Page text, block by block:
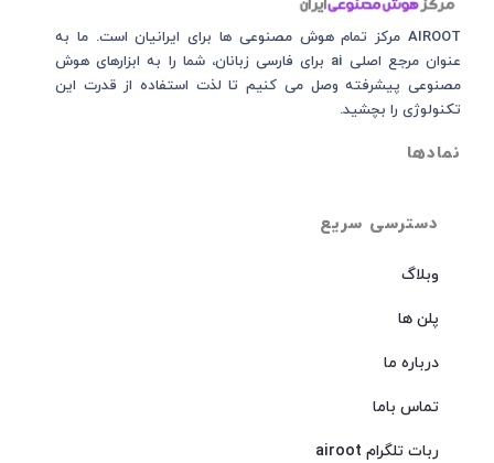
دسترسی سریع
وبلاگ
پلن ها
درباره ما
تماس باما
ربات تلگرام airoot
AIROOT مرکز تمام هوش مصنوعی‌‌‌ ها برای ایرانیان است. ما به
عنوان مرجع اصلی ai برای فارسی زبانان، شما را به ابزارهای هوش
مصنوعی پیشرفته وصل می کنیم تا لذت استفاده از قدرت این
تکنولوژی را بچشید.
نمادها